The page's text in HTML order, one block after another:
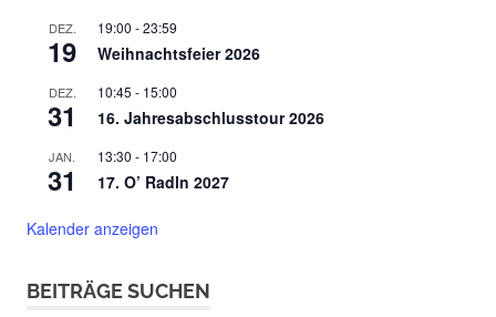
DEZ.
19
19:00 -23:59
Weihnachtsfeier 2026
DEZ.
31
10:45 - 15:00
16. Jahresabschlusstour 2026
JAN.
31
13:30 - 17:00
17. O’ Radln 2027
Kalender anzeigen
BEITRÄGE SUCHEN